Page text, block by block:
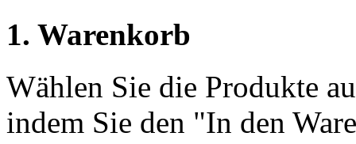
1. Warenkorb
Wählen Sie die Produkte
indem Sie den "In den